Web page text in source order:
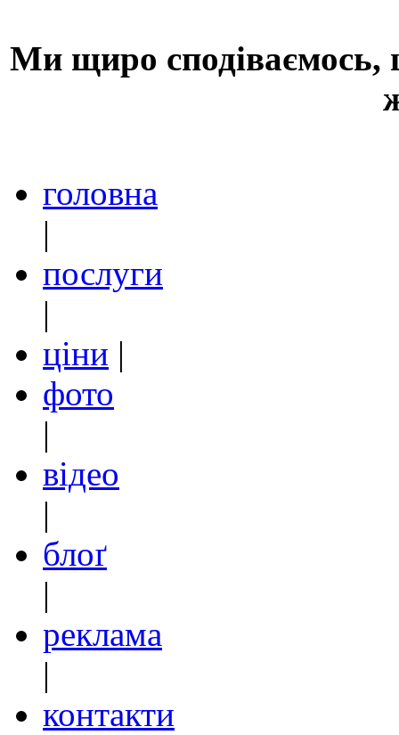
Ми щиро сподіваємось,
головна
|
послуги
|
ціни |
фото
|
відео
|
блоґ
|
реклама
|
контакти